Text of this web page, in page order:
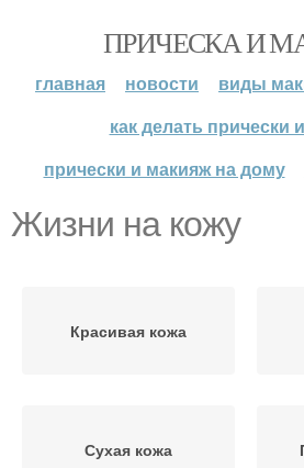
ПРИЧЕСКА И
главная новости
виды
как делать прически
прически и макияж на дому
Жизни на кожу
Красивая кожа
Сухая кожа